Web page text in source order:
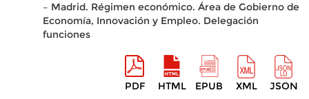
– Madrid. Régimen económico. Área de Gobierno de
Economía, Innovación y Empleo. Delegación
funciones
PDF HTML EPUB XML JSON